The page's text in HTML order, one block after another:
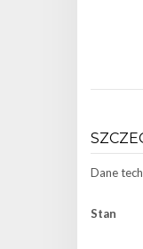
Dane
Stan